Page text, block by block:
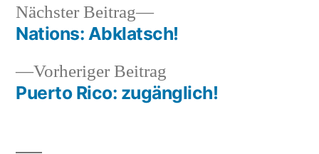
Beitragsnavigation
Vorheriger Beitrag
Beitrag:
Puerto Rico: zugänglich!
Nächster Beitrag
Nächster
Beitrag:
Nations: Abklatsch!